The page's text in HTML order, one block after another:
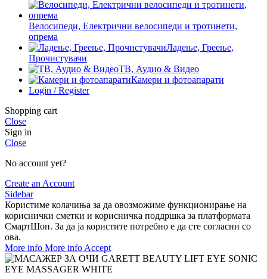
Велосипеди, Електрични велосипеди и тротинети,
опрема
Ладење, Греење,
Прочистувачи
ТВ, Аудио & Видео
Камери и фотоапарати
Login / Register
Shopping cart
Close
Sign in
Close
No account yet?
Create an Account
Sidebar
Користиме колачиња за да овозможиме функционирање на
кориснички сметки и корисничка поддршка за платформата
СмартШоп. За да ја користите потребно е да сте согласни со
ова.
More info More info Accept